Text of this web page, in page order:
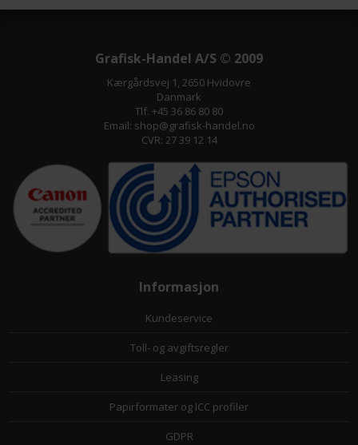
Grafisk-Handel A/S © 2009
Kærgårdsvej 1, 2650 Hvidovre
Danmark
Tlf. +45 36 86 80 80
Email: shop@grafisk-handel.no
CVR: 27 39 12 14
Informasjon
Kundeservice
Toll- og avgiftsregler
Leasing
Papirformater og ICC profiler
GDPR